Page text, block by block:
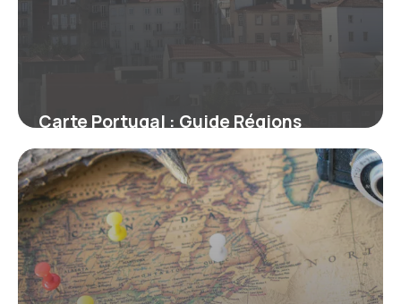
Carte Portugal : Guide Régions
Détaillé
19 mai 2026